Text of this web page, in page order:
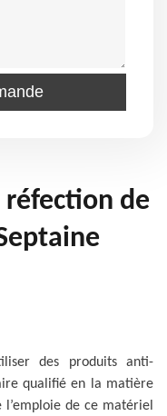
de
des produits anti-
qualifié en la matière
de ce matériel